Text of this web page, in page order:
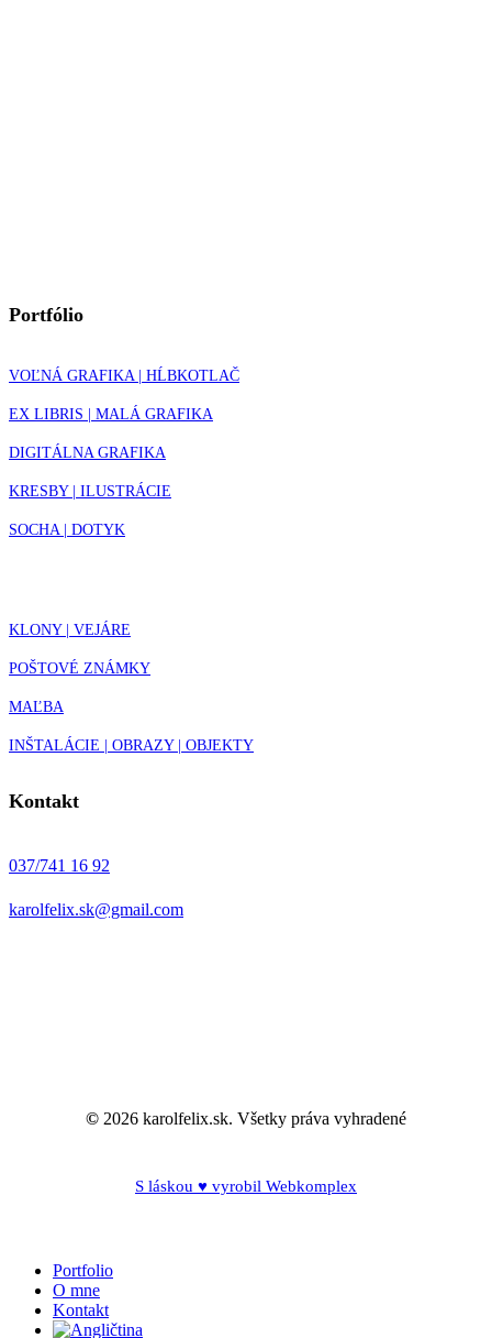
Portfólio
VOĽNÁ GRAFIKA | HĹBKOTLAČ
EX LIBRIS | MALÁ GRAFIKA
DIGITÁLNA GRAFIKA
KRESBY | ILUSTRÁCIE
SOCHA | DOTYK
KLONY | VEJÁRE
POŠTOVÉ ZNÁMKY
MAĽBA
INŠTALÁCIE | OBRAZY | OBJEKTY
Kontakt
037/741 16 92
karolfelix.sk@gmail.com
© 2026 karolfelix.sk. Všetky práva vyhradené
S láskou ♥ vyrobil Webkomplex
Close
Menu
Portfolio
O mne
Kontakt